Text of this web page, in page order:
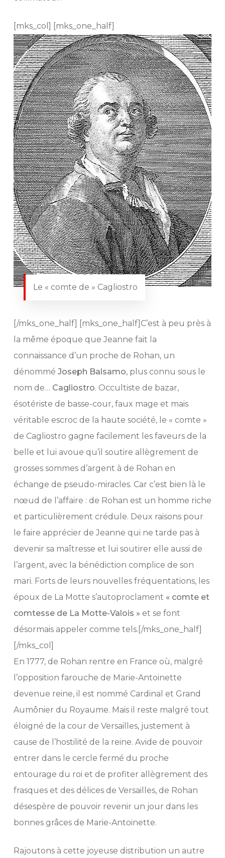
[mks_col] [mks_one_half]
Le « comte de » Cagliostro
[/mks_one_half] [mks_one_half]C’est à peu près à
la même époque que Jeanne fait la
connaissance d’un proche de Rohan, un
dénommé Joseph Balsamo, plus connu sous le
nom de… Cagliostro. Occultiste de bazar,
ésotériste de basse-cour, faux mage et mais
véritable escroc de la haute société, le « comte »
de Cagliostro gagne facilement les faveurs de la
belle et lui avoue qu’il soutire allègrement de
grosses sommes d’argent à de Rohan en
échange de pseudo-miracles. Car c’est bien là le
nœud de l’affaire : de Rohan est un homme riche
et particulièrement crédule. Deux raisons pour
le faire apprécier de Jeanne qui ne tarde pas à
devenir sa maîtresse et lui soutirer elle aussi de
l’argent, avec la bénédiction complice de son
mari. Forts de leurs nouvelles fréquentations, les
époux de La Motte s’autoproclament « comte et
comtesse de La Motte-Valois » et se font
désormais appeler comme tels.[/mks_one_half]
[/mks_col]
En 1777, de Rohan rentre en France où, malgré
l’opposition farouche de Marie-Antoinette
devenue reine, il est nommé Cardinal et Grand
Aumônier du Royaume. Mais il reste malgré tout
éloigné de la cour de Versailles, justement à
cause de l’hostilité de la reine. Avide de pouvoir
entrer dans le cercle fermé du proche
entourage du roi et de profiter allègrement des
frasques et des délices de Versailles, de Rohan
désespère de pouvoir revenir un jour dans les
bonnes grâces de Marie-Antoinette.
Rajoutons à cette joyeuse distribution un autre